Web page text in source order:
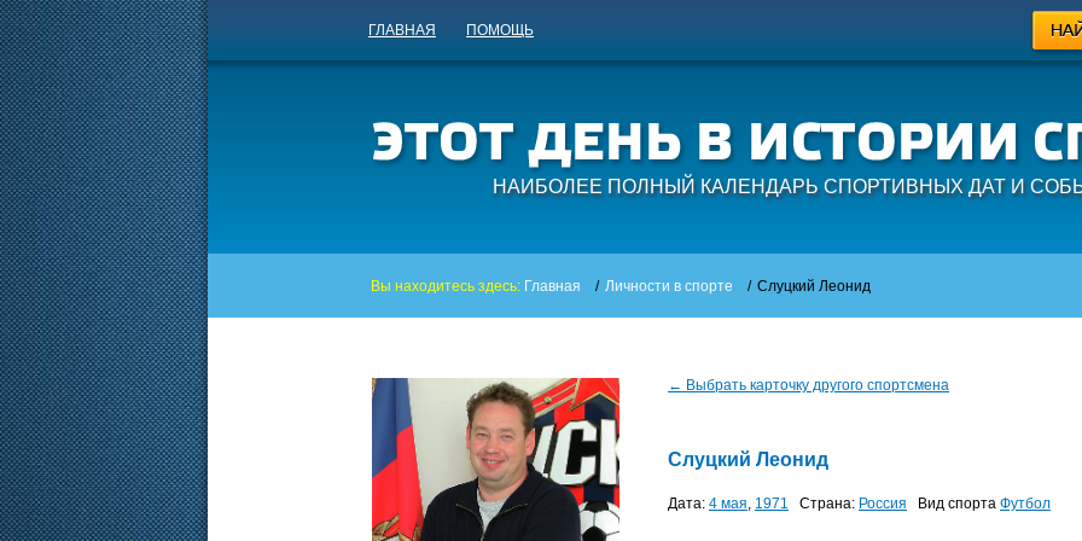
ГЛАВНАЯ ПОМОЩЬ
НАИБОЛЕЕ ПОЛНЫЙ КАЛЕНДАРЬ СПОРТИВНЫХ ДАТ И
Вы находитесь здесь: Главная / Личности в спорте / Слуцкий Леонид
← Выбрать карточку другого спортсмена
Слуцкий Леонид
Дата: 4 мая, 1971 Страна: Россия Вид спорта Футбол